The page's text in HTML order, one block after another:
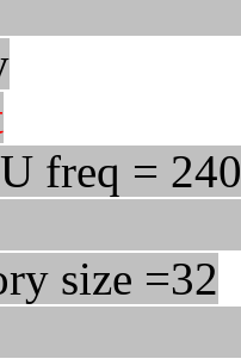
freq =
size =32